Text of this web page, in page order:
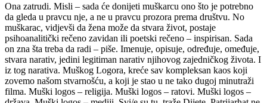
Ona zatrudi. Misli – sada će donijeti muškarcu ono što je potrebno
da gleda u pravcu nje, a ne u pravcu prozora prema društvu. No
muškarac, vidjevši da žena može da stvara život, postaje
psihoanalitički rečeno zavidan ili poetski rečeno – inspirisan. Sada
on zna šta treba da radi – piše. Imenuje, opisuje, određuje, omeđuje,
stvara narativ, jedini legitiman narativ njihovog zajedničkog života. I
iz tog narativa. Muškog Logora, kreće sav kompleksan kaos koji
zovemo našom stvarnošću, a koji je stao u ne tako dugoj minutraži
filma. Muški logos – religija. Muški logos – ratovi. Muški logos –